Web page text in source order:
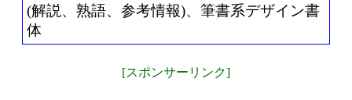
(解説、熟語、参考情報)、筆書系デザイン書
体
[スポンサーリンク]